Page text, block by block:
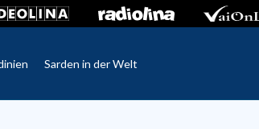
Sarden in der Welt